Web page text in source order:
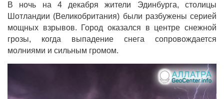
В ночь на 4 декабря жители Эдинбурга, столицы
Шотландии (Великобритания) были разбужены серией
мощных взрывов. Город оказался в центре снежной
грозы, когда выпадение снега сопровождается
молниями и сильным громом.